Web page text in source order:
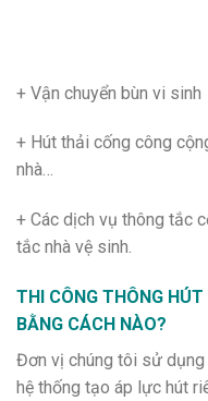
+ Vận chuyển bùn vi sinh
+ Hút thải cống công
nhà…
+ Các dịch vụ thông tắc
tắc nhà vệ sinh.
THI CÔNG THÔNG
BẰNG CÁCH NÀO?
Đơn vị chúng tôi sử dụng
hệ thống tạo áp lực hút